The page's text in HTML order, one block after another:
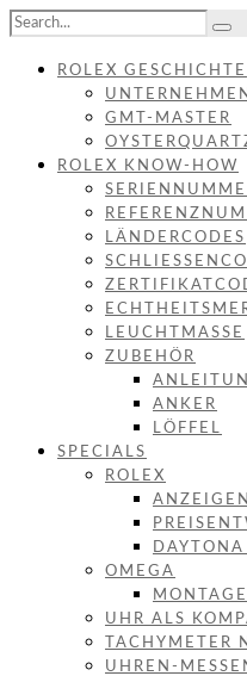
ROLEX GESCHICHTE
UNTERNEHMEN
GMT-MASTER
ROLEX KNOW-HOW
LÄNDERCODES
LEUCHTMASSE
ZUBEHÖR
ANKER
LÖFFEL
SPECIALS
ROLEX
ANZEIGEN
OMEGA
UHR ALS
TACHYMETER
UHREN-